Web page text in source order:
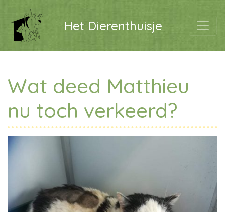
Het Dierenthuisje
Wat deed Matthieu
nu toch verkeerd?